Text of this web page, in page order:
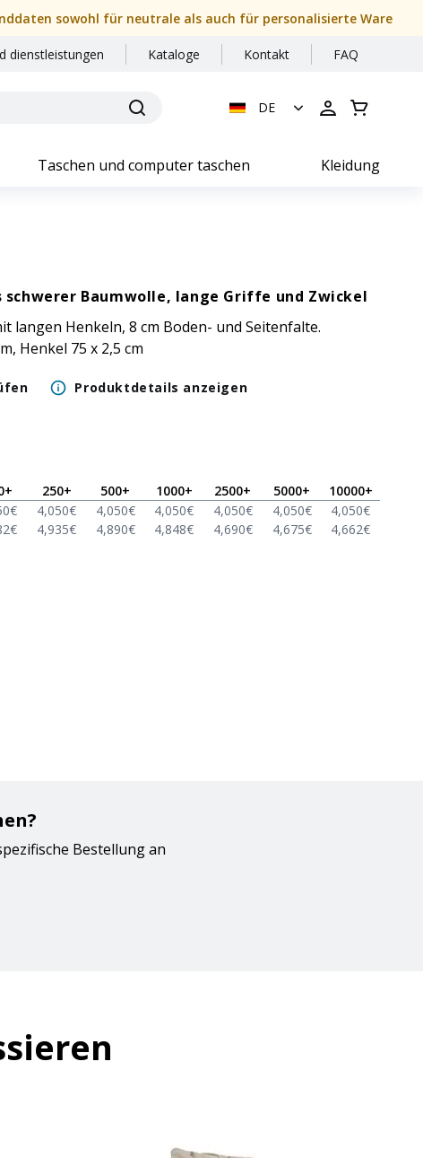
sowohl für neutrale als auch für personalisierte Ware
dienstleistungen Kataloge Kontakt FAQ
DE
Taschen und computer taschen Kleidung
schwerer Baumwolle, lange Griffe und Zwickel
langen Henkeln, 8 cm Boden- und Seitenfalte.
Henkel 75 x 2,5 cm
Produktdetails anzeigen
+ 250+ 500+ 1000+ 2500+ 5000+ 10000+
€ 4,050€ 4,050€ 4,050€ 4,050€ 4,050€ 4,050€
€ 4,935€ 4,890€ 4,848€ 4,690€ 4,675€ 4,662€
Bestellung an